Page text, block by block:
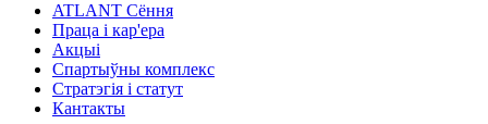
ATLANT Сёння
Праца і кар'ера
Акцыі
Спартыўны комплекс
Стратэгія і статут
Кантакты